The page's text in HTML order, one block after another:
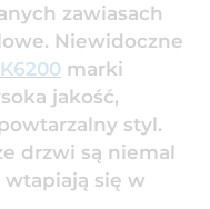
zawiasach
Niewidoczne
marki
jakość,
styl.
drzwi są niemal
się w